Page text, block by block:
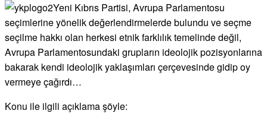
Yeni Kıbrıs Partisi, Avrupa Parlamentosu
seçimlerine yönelik değerlendirmelerde bulundu ve seçme
seçilme hakkı olan herkesi etnik farklılık temelinde değil,
Avrupa Parlamentosundaki grupların ideolojik pozisyonlarına
bakarak kendi ideolojik yaklaşımları çerçevesinde gidip oy
vermeye çağırdı…
Konu ile ilgili açıklama şöyle: